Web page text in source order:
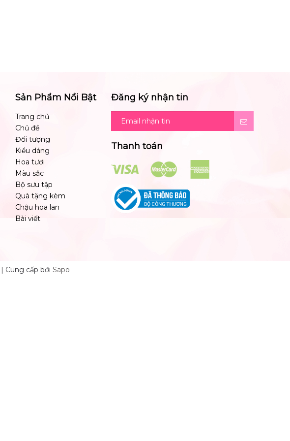
Sản Phẩm Nổi Bật
Trang chủ
Chủ đề
Đối tượng
Kiểu dáng
Hoa tươi
Màu sắc
Bộ sưu tập
Quà tặng kèm
Chậu hoa lan
Bài viết
Đăng ký nhận tin
Thanh toán
| Cung cấp bởi Sapo